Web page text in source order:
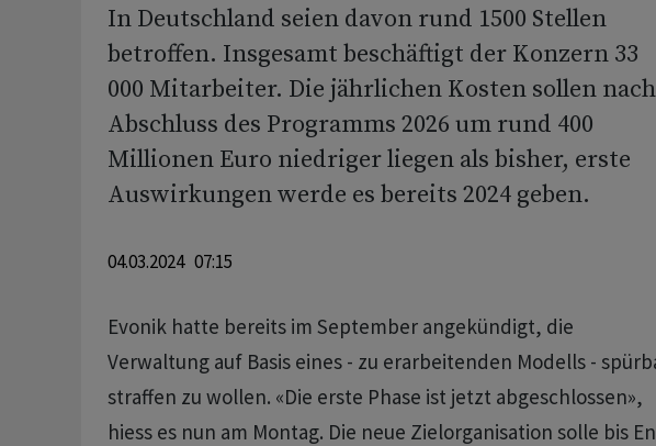
In Deutschland seien davon rund 1500 Stellen
betroffen. Insgesamt beschäftigt der Konzern 33
000 Mitarbeiter. Die jährlichen Kosten sollen nach
Abschluss des Programms 2026 um rund 400
Millionen Euro niedriger liegen als bisher, erste
Auswirkungen werde es bereits 2024 geben.
04.03.2024 07:15
Evonik hatte bereits im September angekündigt, die
Verwaltung auf Basis eines - zu erarbeitenden Modells -
straffen zu wollen. «Die erste Phase ist jetzt abgeschlossen»,
hiess es nun am Montag. Die neue Zielorganisation solle bis